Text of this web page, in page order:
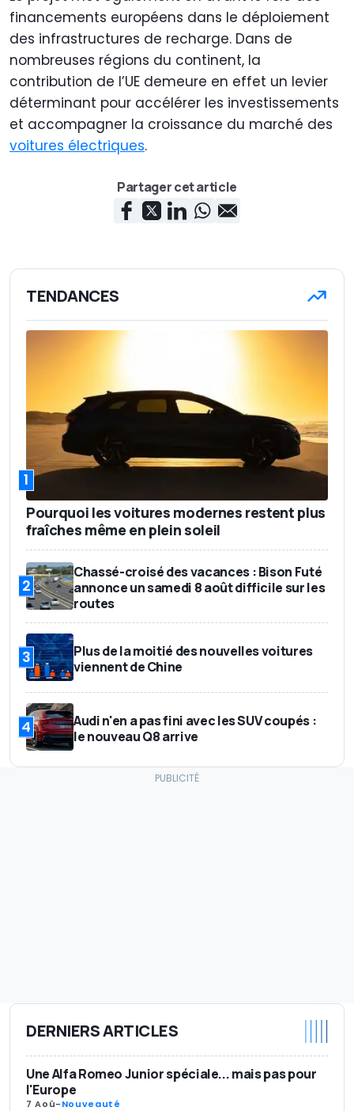
financements européens dans le déploiement
des infrastructures de recharge. Dans de
nombreuses régions du continent, la
contribution de l’UE demeure en effet un levier
déterminant pour accélérer les investissements
et accompagner la croissance du marché des
voitures électriques.
Partager cet article
TENDANCES
1
Pourquoi les voitures modernes restent plus
fraîches même en plein soleil
2
Chassé-croisé des vacances : Bison Futé
annonce un samedi 8 août difficile sur les
routes
3
Plus de la moitié des nouvelles voitures
viennent de Chine
4
Audi n'en a pas fini avec les SUV coupés :
le nouveau Q8 arrive
DERNIERS ARTICLES
Une Alfa Romeo Junior spéciale... mais pas pour
l'Europe
7 Aoû-Nouveauté